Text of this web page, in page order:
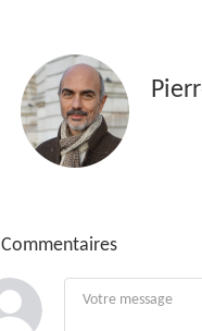
Commentaires